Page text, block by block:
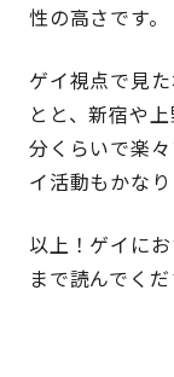
性の高さです。
ゲイ視点で見
とと、新宿や
分くらいで楽
イ活動もかなり
以上！ゲイに
まで読んでく